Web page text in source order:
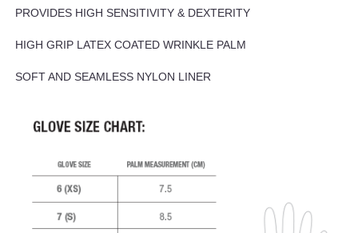
PROVIDES HIGH SENSITIVITY & DEXTERITY
HIGH GRIP LATEX COATED WRINKLE PALM
SOFT AND SEAMLESS NYLON LINER